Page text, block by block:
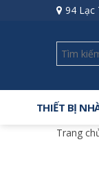
94 Lạc
THIẾT BỊ
Trang